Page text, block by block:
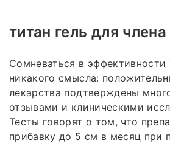
титан гель для
Сомневаться в эффективности
никакого смысла:
лекарства подтверждены
отзывами и клиническими
Тесты говорят о том, что
прибавку до 5 см в месяц при